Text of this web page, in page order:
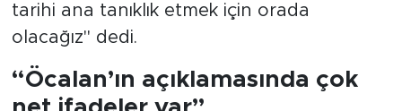
tarihi ana tanıklık etmek için orada
olacağız" dedi.
“Öcalan’ın açıklamasında çok